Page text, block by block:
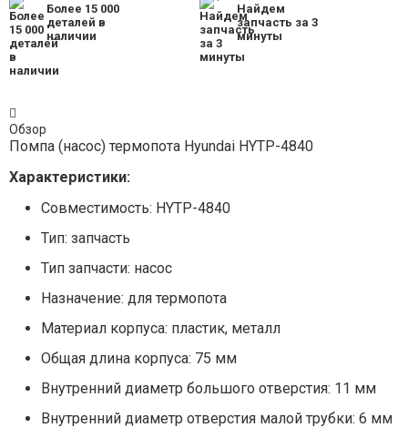
Более 15 000
деталей в
наличии
Найдем
запчасть за 3
минуты
Обзор
Помпа (насос) термопота Hyundai HYTP-4840
Характеристики:
Совместимость: HYTP-4840
Тип: запчасть
Тип запчасти: насос
Назначение: для термопота
Материал корпуса: пластик, металл
Общая длина корпуса: 75 мм
Внутренний диаметр большого отверстия: 11 мм
Внутренний диаметр отверстия малой трубки: 6 мм